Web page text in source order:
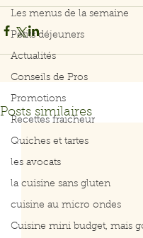
Les menus de la semaine
Petits déjeuners
Actualités
Conseils de Pros
Promotions
Recettes fraicheur
Quiches et tartes
les avocats
la cuisine sans gluten
cuisine au micro ondes
Cuisine mini budget, mais
Posts similaires